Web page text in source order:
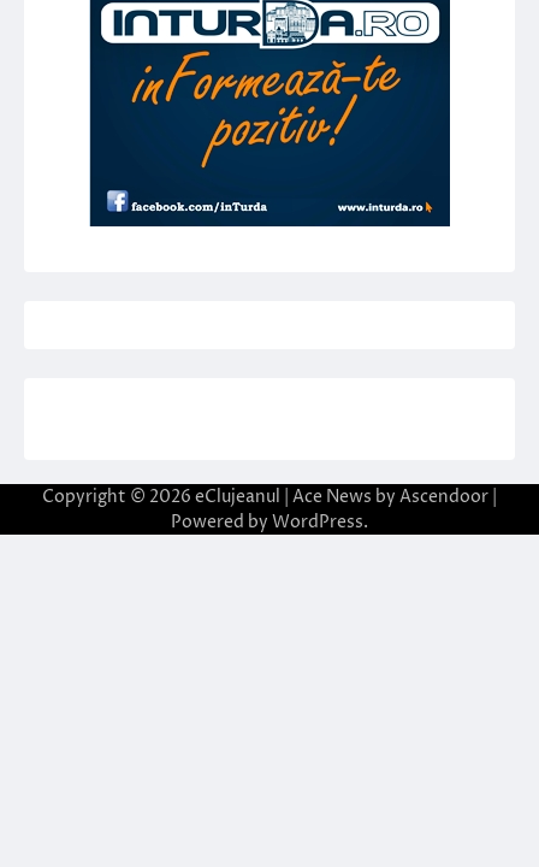
Copyright © 2026 eClujeanul | Ace News by Ascendoor
Powered by WordPress.